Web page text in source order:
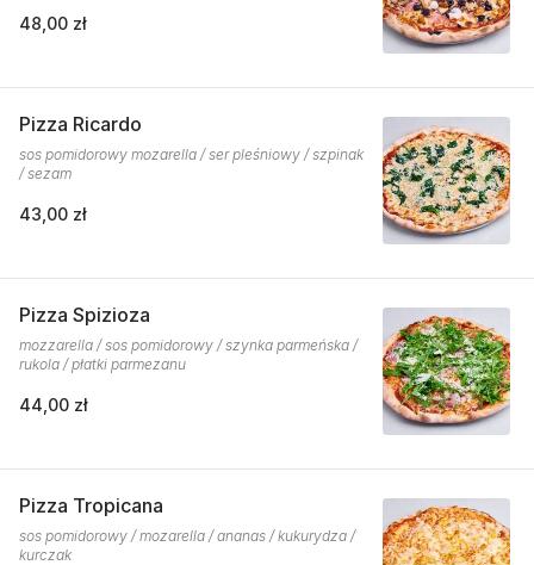
48,00 zł
Pizza Ricardo
sos pomidorowy mozarella / ser pleśniowy / szpinak
/ sezam
43,00 zł
Pizza Spizioza
mozzarella / sos pomidorowy / szynka parmeńska /
rukola / płatki parmezanu
44,00 zł
Pizza Tropicana
sos pomidorowy / mozarella / ananas / kukurydza /
kurczak